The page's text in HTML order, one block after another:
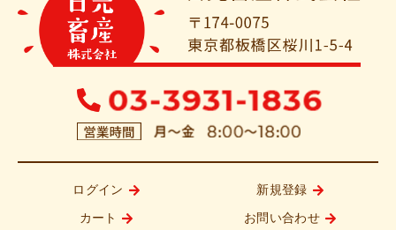
ログイン 新規登録
カート お問い合わせ